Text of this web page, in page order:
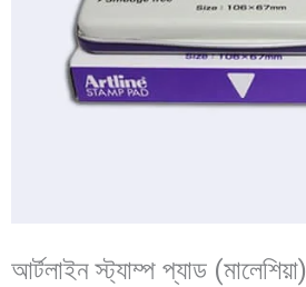
আর্টলাইন স্ট্যাম্প প্যাড (মালেশিয়া)